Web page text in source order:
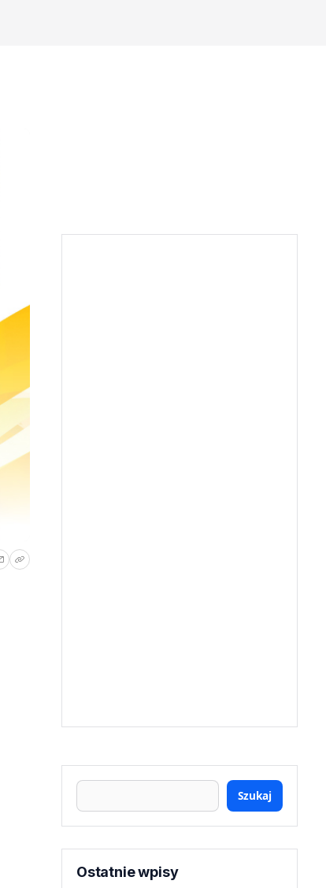
Szukaj
Ostatnie wpisy